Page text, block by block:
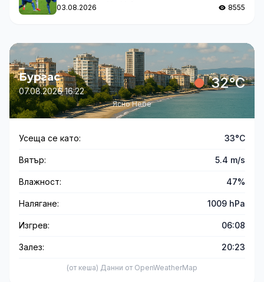
03.08.2026 8555
Бургас
07.08.2026 16:22 32°C
Ясно Небе
Усеща се като: 33°C
Вятър: 5.4 m/s
Влажност: 47%
Налягане: 1009 hPa
Изгрев: 06:08
Залез: 20:23
(от кеша) Данни от OpenWeatherMap